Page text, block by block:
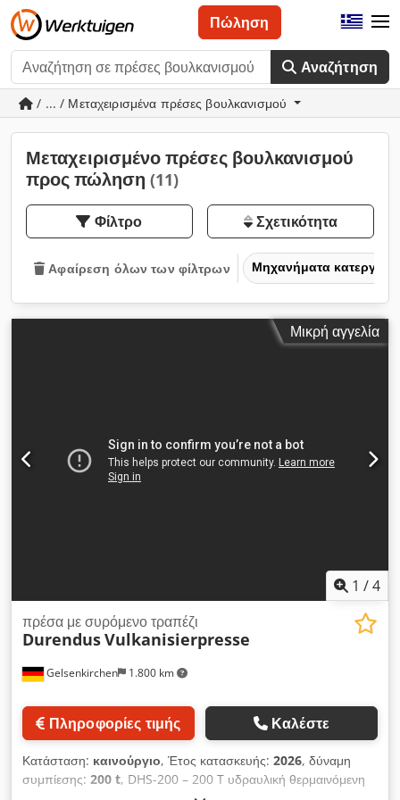
Αναζήτηση
Πώληση
/ ... / Μεταχειρισμένα πρέσες βουλκανισμού
Μεταχειρισμένο πρέσες βουλκανισμού
προς πώληση (11)
Φίλτρο Σχετικότητα
Αφαίρεση όλων των φίλτρων Μηχανήματα
Μικρή αγγελία
1 /4
Gelsenkirchen 1.800 km
πρέσα με συρόμενο τραπέζι
DurendusVulkanisierpresse
Πληροφορίες τιμής Καλέστε
Κατάσταση: καινούργιο, Έτος κατασκευής: 2026, δύναμη
συμπίεσης: 200 t, DHS-200 – 200 T υδραυλική θερμαινόμενη